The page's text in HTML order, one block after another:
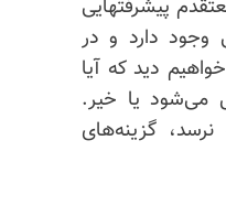
پیشرفتهایی
وجود دارد و در
دید که آیا
می‌شود یا خیر.
نرسد، گزینه‌های